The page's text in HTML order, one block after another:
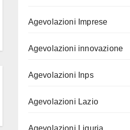
Agevolazioni Imprese
Agevolazioni innovazione
Agevolazioni Inps
Agevolazioni Lazio
Agevolazioni Liguria